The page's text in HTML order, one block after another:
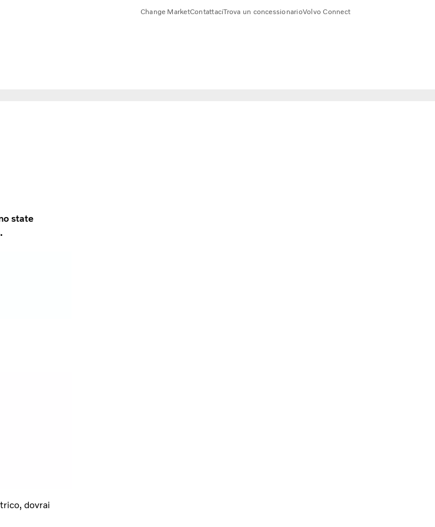
Change MarketContattaciTrova un concessionarioVolvo Connect
state
dovrai